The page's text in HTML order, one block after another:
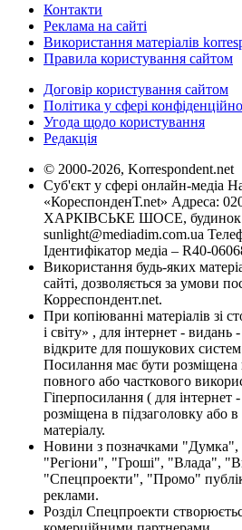
Контакти
Реклама на сайті
Використання матеріалів
Правила користування сайтом
Договір користування сайтом
Політика у сфері
Угода щодо користування
Редакція
© 2000-2026, Korrespondent.net
Суб'єкт у сфері онлайн-медіа
«КореспонденТ.net» Адреса:
ХАРКІВСЬКЕ ШОСЕ, будинок
sunlight@mediadim.com.ua
Ідентифікатор медіа – R40-
Використання будь-яких
сайті, дозволяється за умови
Корреспондент.net.
При копіюванні матеріалів зі
і світу» , для інтернет - видань
відкрите для пошукових
Посилання має бути розміщена
повного або часткового
Гіперпосилання ( для
розміщена в підзаголовку або
матеріалу.
Новини з позначками "Думка",
"Регіони", "Гроші", "Влада",
"Спецпроекти", "Промо"
реклами.
Розділ Спецпроекти